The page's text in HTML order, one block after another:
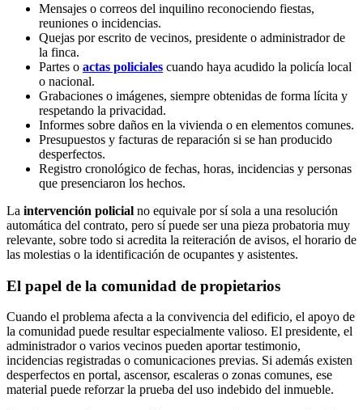
Mensajes o correos del inquilino reconociendo fiestas,
reuniones o incidencias.
Quejas por escrito de vecinos, presidente o administrador de
la finca.
Partes o actas policiales cuando haya acudido la policía local
o nacional.
Grabaciones o imágenes, siempre obtenidas de forma lícita y
respetando la privacidad.
Informes sobre daños en la vivienda o en elementos comunes.
Presupuestos y facturas de reparación si se han producido
desperfectos.
Registro cronológico de fechas, horas, incidencias y personas
que presenciaron los hechos.
La intervención policial no equivale por sí sola a una resolución
automática del contrato, pero sí puede ser una pieza probatoria muy
relevante, sobre todo si acredita la reiteración de avisos, el horario de
las molestias o la identificación de ocupantes y asistentes.
El papel de la comunidad de propietarios
Cuando el problema afecta a la convivencia del edificio, el apoyo de
la comunidad puede resultar especialmente valioso. El presidente, el
administrador o varios vecinos pueden aportar testimonio,
incidencias registradas o comunicaciones previas. Si además existen
desperfectos en portal, ascensor, escaleras o zonas comunes, ese
material puede reforzar la prueba del uso indebido del inmueble.